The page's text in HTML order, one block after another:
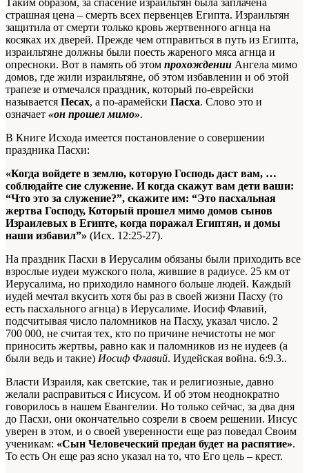
Таким образом, за спасение израильтян была заплачена
страшная цена – смерть всех первенцев Египта. Израильтян
защитила от смерти только кровь жертвенного агнца на
косяках их дверей. Прежде чем отправиться в путь из Египта,
израильтяне должны были поесть жареного мяса агнца и
опресноки. Вот в память об этом прохождении Ангела мимо
домов, где жили израильтяне, об этом избавлении и об этой
трапезе и отмечался праздник, который по-еврейски
называется Песах, а по-арамейски Пасха. Слово это и
означает «он прошел мимо».
В Книге Исхода имеется постановление о совершении
праздника Пасхи:
«Когда войдете в землю, которую Господь даст вам, …
соблюдайте сие служение. И когда скажут вам дети ваши:
“Что это за служение?”, скажите им: “Это пасхальная
жертва Господу, Который прошел мимо домов сынов
Израилевых в Египте, когда поражал Египтян, и домы
наши избавил”» (Исх. 12:25-27).
На праздник Пасхи в Иерусалим обязаны были приходить все
взрослые иудеи мужского пола, жившие в радиусе. 25 км от
Иерусалима, но приходило намного больше людей. Каждый
иудей мечтал вкусить хотя бы раз в своей жизни Пасху (то
есть пасхального агнца) в Иерусалиме. Иосиф Флавий,
подсчитывая число паломников на Пасху, указал число. 2
700 000, не считая тех, кто по причине нечистоты не мог
приносить жертвы, равно как и паломников из не иудеев (а
были ведь и такие) Иосиф Флавий. Иудейская война. 6:9.3..
Власти Израиля, как светские, так и религиозные, давно
желали расправиться с Иисусом. И об этом неоднократно
говорилось в нашем Евангелии. Но только сейчас, за два дня
до Пасхи, они окончательно созрели в своем решении. Иисус
уверен в этом, и о своей уверенности еще раз поведал Своим
ученикам: «Сын Человеческий предан будет на распятие».
То есть Он еще раз ясно указал на то, что Его цель – крест.